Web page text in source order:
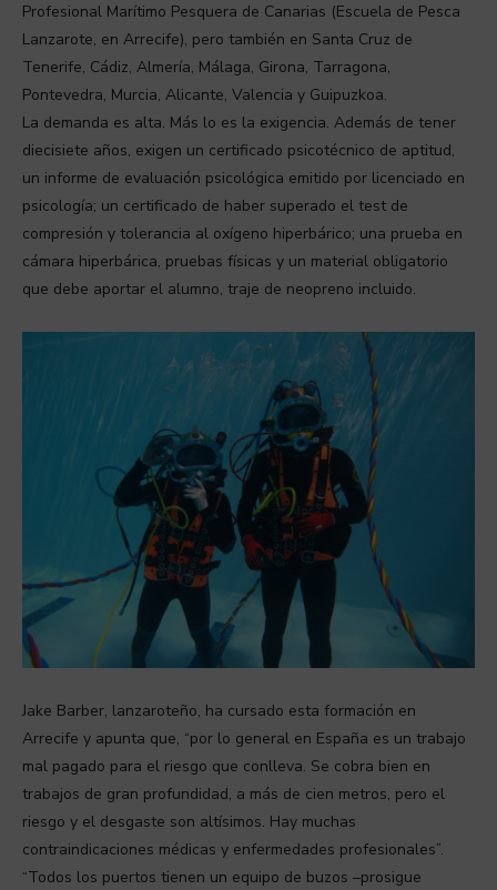
Profesional Marítimo Pesquera de Canarias (Escuela de Pesca
Lanzarote, en Arrecife), pero también en Santa Cruz de
Tenerife, Cádiz, Almería, Málaga, Girona, Tarragona,
Pontevedra, Murcia, Alicante, Valencia y Guipuzkoa.
La demanda es alta. Más lo es la exigencia. Además de tener
diecisiete años, exigen un certificado psicotécnico de aptitud,
un informe de evaluación psicológica emitido por licenciado en
psicología; un certificado de haber superado el test de
compresión y tolerancia al oxígeno hiperbárico; una prueba en
cámara hiperbárica, pruebas físicas y un material obligatorio
que debe aportar el alumno, traje de neopreno incluido.
Jake Barber, lanzaroteño, ha cursado esta formación en
Arrecife y apunta que, “por lo general en España es un trabajo
mal pagado para el riesgo que conlleva. Se cobra bien en
trabajos de gran profundidad, a más de cien metros, pero el
riesgo y el desgaste son altísimos. Hay muchas
contraindicaciones médicas y enfermedades profesionales”.
“Todos los puertos tienen un equipo de buzos –prosigue